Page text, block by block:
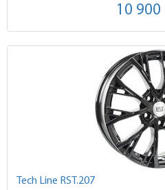
10 900
Tech Line RST.207